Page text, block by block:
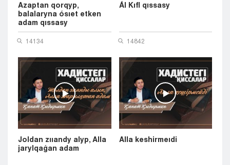
Azaptan qorqyp,
balalaryna ósıet etken
adam qıssasy
14134
Ál Kıfl qıssasy
14842
Joldan zııandy alyp, Alla
jarylqaǵan adam
Alla keshirmeıdi